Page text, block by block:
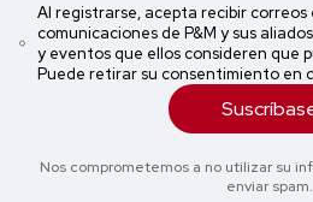
Al registrarse, acepta recibir
comunicaciones de P&M y sus
y eventos que ellos consideren que
Puede retirar su consentimiento en
Nos comprometemos a no utilizar su
enviar spam.